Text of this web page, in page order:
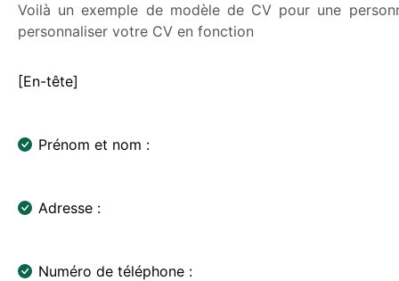
Voilà un exemple de modèle de CV pour une
personnaliser votre CV en fonction
[En-tête]
Prénom et nom :
Adresse :
Numéro de téléphone :